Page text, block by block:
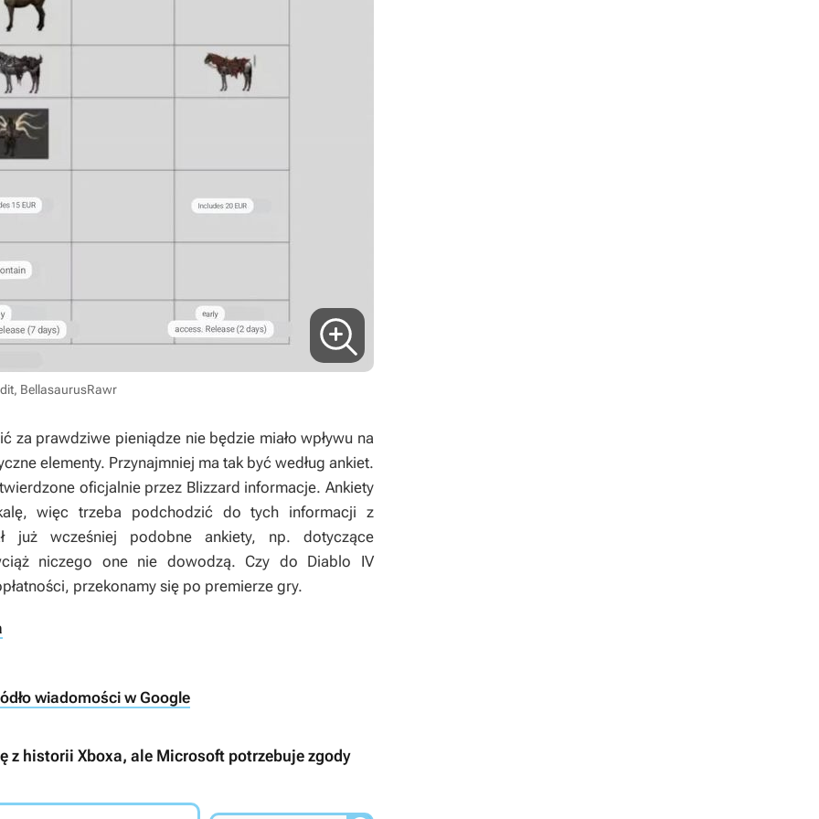
BellasaurusRawr
za prawdziwe pieniądze nie będzie miało wpływu na
elementy. Przynajmniej ma tak być według ankiet.
oficjalnie przez Blizzard informacje. Ankiety
więc trzeba podchodzić do tych informacji z
już wcześniej podobne ankiety, np. dotyczące
niczego one nie dowodzą. Czy do Diablo IV
przekonamy się po premierze gry.
wiadomości w Google
z historii Xboxa, ale Microsoft potrzebuje zgody